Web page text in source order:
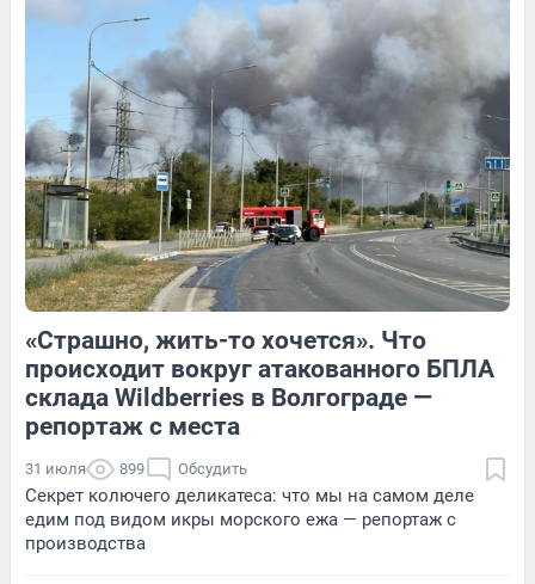
Обсудить
6 Обсудить 1 Обсудить
4 Обсудить 2 Обсудить
«Страшно, жить-то хочется». Что
происходит вокруг атакованного БПЛА
склада Wildberries в Волгограде —
репортаж с места
31 июля 899 Обсудить
Секрет колючего деликатеса: что мы на самом деле
едим под видом икры морского ежа — репортаж с
производства